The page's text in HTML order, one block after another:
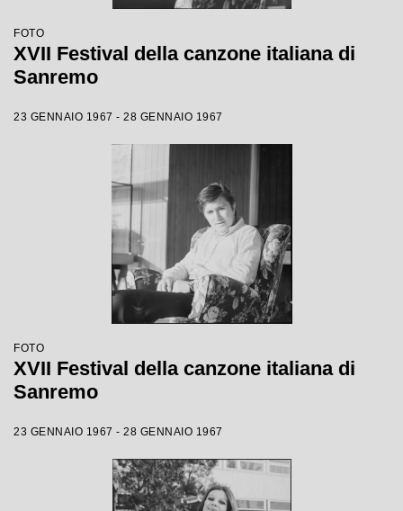
FOTO
XVII Festival della canzone italiana di
Sanremo
23 GENNAIO 1967 - 28 GENNAIO 1967
FOTO
XVII Festival della canzone italiana di
Sanremo
23 GENNAIO 1967 - 28 GENNAIO 1967